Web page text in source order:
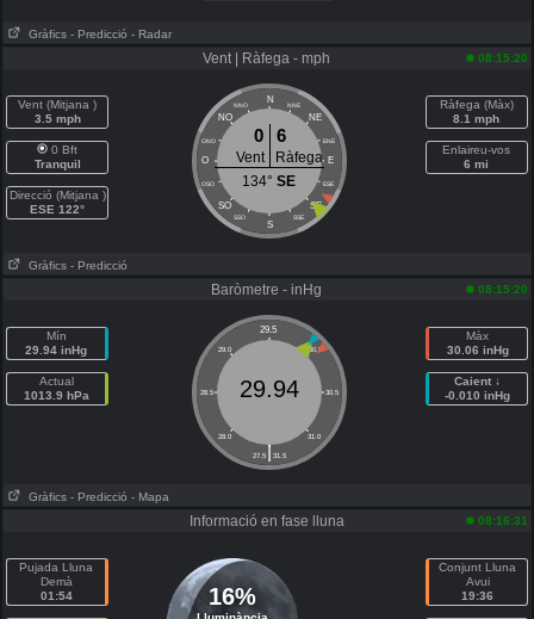
Gràfics - Predicció - Radar
Vent | Ràfega - mph 08:15:20
Vent (Mitjana )
3.5 mph
0 Bft
Tranquil
Direcció (Mitjana )
ESE 122°
N
NNO NNE
NO NE
ONO ENE
O E
OSO ESE
SO SE
SSO SSE
S
0 6
Vent
Ràfega
134°SE
Ràfega (Màx)
8.1 mph
Enlaireu-vos
6 mi
Gràfics - Predicció
Baròmetre - inHg 08:15:20
Mín
29.94 inHg
Actual
1013.9 hPa
29.5
29.0 30.0
28.5 30.5
28.0 31.0
|
27.5 31.5
29.94
Màx
30.06 inHg
Caient ↓
-0.010 inHg
Gràfics - Predicció - Mapa
Informació en fase lluna 08:16:31
Pujada Lluna
Demà
01:54
16%
Conjunt Lluna
Avui
19:36